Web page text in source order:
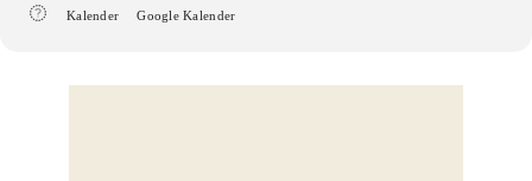
Kalender Google Kalender